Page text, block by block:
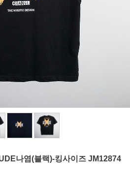
나염(블랙)-킹사이즈 JM12874